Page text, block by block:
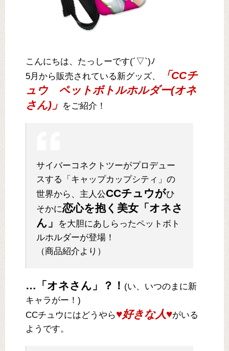
こんにちは、たっしーです(´▽`)ﾉ
5月から販売されている新グッズ、
「CCチ
ュウ ペットボトルホルダー(オネ
さん)」 をご紹介！
サイバーコネクトツーがプロデュー
スする「キャップカップシティ」の
世界から、主人公CCチュウがひ
そかに恋心を抱く美女「オネさ
ん」
を大胆にあしらったペットボト
ルホルダーが登場！
（商品紹介より）
…「オネさん」？！ (い、いつのまに新
キャラがー！)
CCチュウにはどうやら♥好きな人♥がいる
ようです。